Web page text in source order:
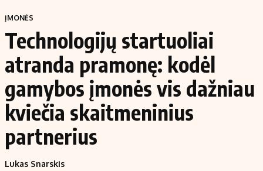
ĮMONĖS
Technologijų startuoliai
atranda pramonę: kodėl
gamybos įmonės vis dažniau
kviečia skaitmeninius
partnerius
Lukas Snarskis